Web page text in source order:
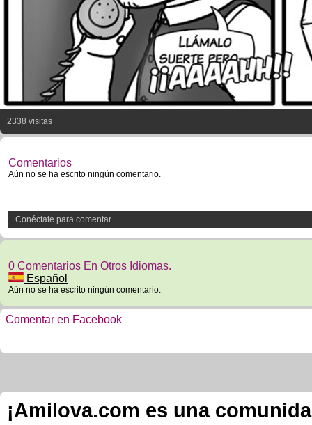
2338 visitas
Comentarios
Aún no se ha escrito ningún comentario.
Conéctate para comentar
0 Comentarios En Otros Idiomas.
Español
Aún no se ha escrito ningún comentario.
Comentar en Facebook
¡Amilova.com es una